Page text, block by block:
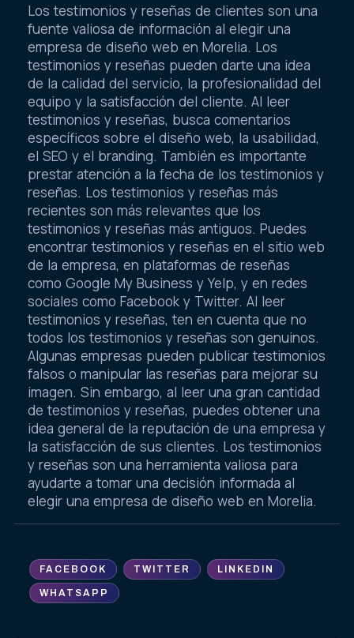
Los testimonios y reseñas de clientes son una
fuente valiosa de información al elegir una
empresa de diseño web en Morelia. Los
testimonios y reseñas pueden darte una idea
de la calidad del servicio, la profesionalidad del
equipo y la satisfacción del cliente. Al leer
testimonios y reseñas, busca comentarios
específicos sobre el diseño web, la usabilidad,
el SEO y el branding. También es importante
prestar atención a la fecha de los testimonios y
reseñas. Los testimonios y reseñas más
recientes son más relevantes que los
testimonios y reseñas más antiguos. Puedes
encontrar testimonios y reseñas en el sitio web
de la empresa, en plataformas de reseñas
como Google My Business y Yelp, y en redes
sociales como Facebook y Twitter. Al leer
testimonios y reseñas, ten en cuenta que no
todos los testimonios y reseñas son genuinos.
Algunas empresas pueden publicar testimonios
falsos o manipular las reseñas para mejorar su
imagen. Sin embargo, al leer una gran cantidad
de testimonios y reseñas, puedes obtener una
idea general de la reputación de una empresa y
la satisfacción de sus clientes. Los testimonios
y reseñas son una herramienta valiosa para
ayudarte a tomar una decisión informada al
elegir una empresa de diseño web en Morelia.
FACEBOOK TWITTER LINKEDIN
WHATSAPP